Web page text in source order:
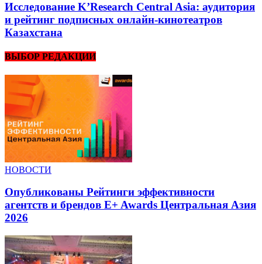
Исследование K’Research Central Asia: аудитория
и рейтинг подписных онлайн-кинотеатров
Казахстана
ВЫБОР РЕДАКЦИИ
НОВОСТИ
Опубликованы Рейтинги эффективности
агентств и брендов E+ Awards Центральная Азия
2026